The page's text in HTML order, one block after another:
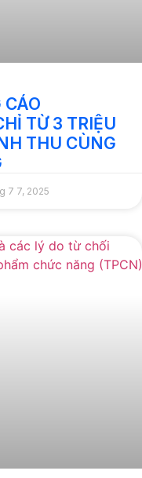
CÁO
TỪ 3 TRIỆU
THU CÙNG
7 7, 2025